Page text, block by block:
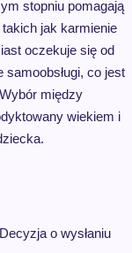
stopniu pomagają
jak karmienie
oczekuje się od
co jest
między
wiekiem i
o wysłaniu